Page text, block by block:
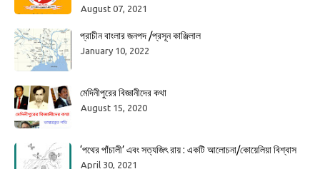
August 07, 2021
প্রাচীন বাংলার জনপদ /প্রসূন কাঞ্জিলাল
January 10, 2022
মেদিনীপুরের বিজ্ঞানীদের কথা
August 15, 2020
‘পথের পাঁচালী’ এবং সত্যজিৎ রায় : একটি আলোচনা/কোয়েলিয়া বিশ্বাস
April 30, 2021